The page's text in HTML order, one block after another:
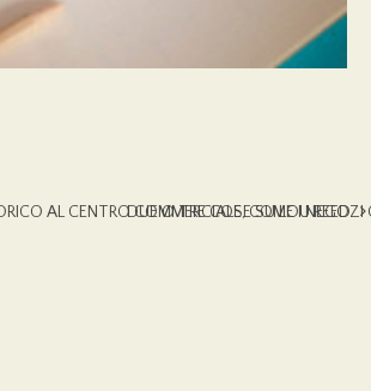
AL CENTRO COMMERCIALE, COME I
DUE O TRE COSE SU LOU REED